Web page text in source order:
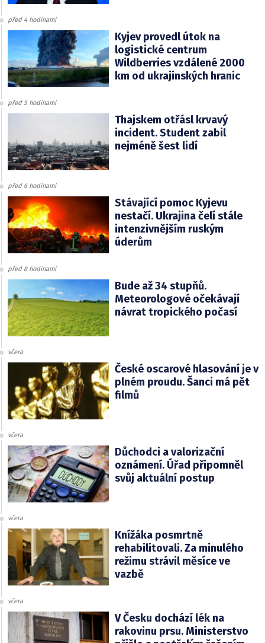
před 4 hodinami
Kyjev provedl útok na
logistické centrum
Wildberries vzdálené 2000
km od ukrajinských hranic
před 5 hodinami
Thajskem otřásl krvavý
incident. Student zabil
nejméně šest lidí
před 6 hodinami
Stávající pomoc Kyjevu
nestačí. Ukrajina čelí stále
intenzivnějším ruským
úderům
před 8 hodinami
Bude až 34 stupňů.
Meteorologové očekávají
návrat tropického počasí
včera
České oscarové hlasování je v
plném proudu. Šanci má pět
filmů
včera
Důchodci a valorizační
oznámení. Úřad připomněl
svůj aktuální postup
včera
Knížáka posmrtně
rehabilitovali. Za minulého
režimu strávil měsíce ve
vazbě
včera
V Česku dochází lék na
rakovinu prsu. Ministerstvo